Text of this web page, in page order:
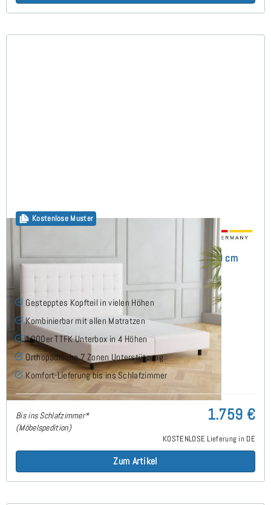
Kostenlose Muster
Monte Boxspringbett ohne Matratze 180x200 cm
Gestepptes Kopfteil in vielen Höhen
Kombinierbar mit allen Matratzen
1000er TTFK Unterbox in 4 Höhen
Orthopädische 7 Zonen Unterstützung
Komfort-Lieferung bis ins Schlafzimmer
Bis ins Schlafzimmer*
(Möbelspedition)
1.759 €
KOSTENLOSE Lieferung in DE
Zum Artikel